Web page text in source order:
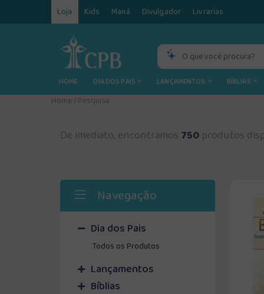
Loja Kids Maná Divulgador Livrarias
HOME DIA DOS PAIS LANÇAMENTOS BÍBLIAS
Home /Pesquisa
De imediato, encontramos 750 produtos
Navegação
Dia dos Pais
Todos os Produtos
Lançamentos
Bíblias